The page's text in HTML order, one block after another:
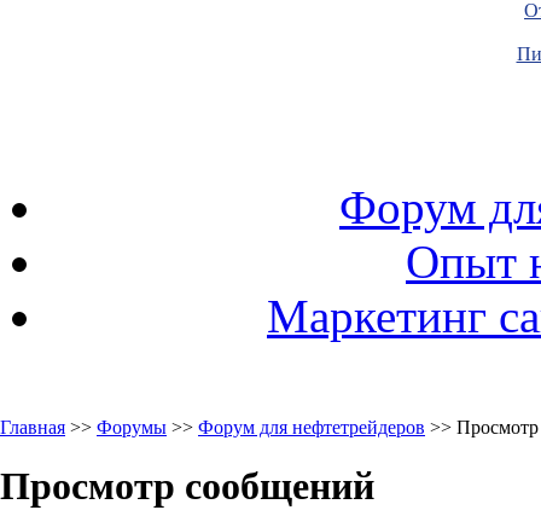
Форум
Опыт
Маркетинг
Главная >> Форумы >> Форум для нефтетрейдеров >>
Просмотр сообщений